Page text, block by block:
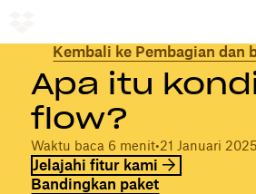
Kembali ke Pembagian dan
Apa itu
flow?
Waktu baca 6 menit•21 Januari 2025
Jelajahi fitur kami
Bandingkan paket